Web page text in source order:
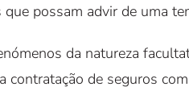
possam advir de uma
da natureza
contratação de seguros